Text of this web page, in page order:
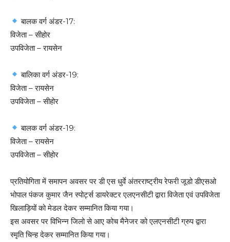
बालक वर्ग अंडर-17:
विजेता – सीहोर
उपविजेता – रायसेन
बालिका वर्ग अंडर-19:
विजेता – रायसेन
उपविजेता – सीहोर
बालक वर्ग अंडर-19:
विजेता – रायसेन
उपविजेता – सीहोर
प्रतियोगिता में समापन अवसर पर डी एस धुर्वे अंतरराष्ट्रीय रेफरी जूडो डीएसओ
भोपाल पंकज कुमार जैन स्पोर्ट्स डायरेक्टर एलएनसीटी द्वारा विजेता एवं उपविजेता
खिलाड़ियों को मेडल देकर सम्मानित किया गया।
इस अवसर पर विभिन्न जिलो से आए कोच मैनेजर को एलएनसीटी ग्रुप द्वारा
स्मृति चिन्ह देकर सम्मानित किया गया।